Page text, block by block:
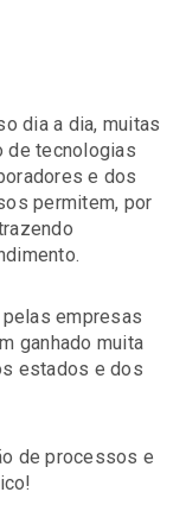
dia a dia, muitas
de tecnologias
e dos
permitem, por
empresas
ganhado muita
estados e dos
de processos e